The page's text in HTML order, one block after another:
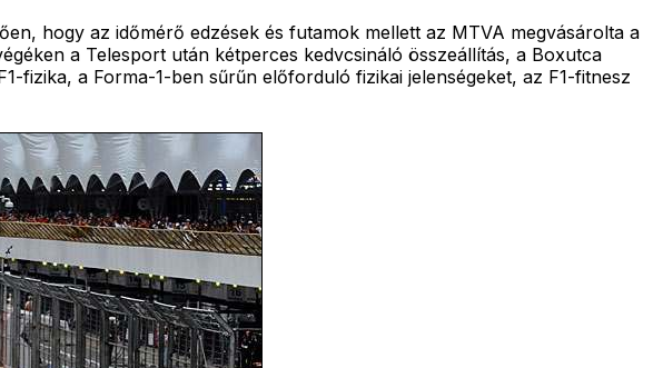
hogy az időmérő edzések és futamok mellett az MTVA megvásárolta a
a Telesport után kétperces kedvcsináló összeállítás, a Boxutca
fizika, a Forma-1-ben sűrűn előforduló fizikai jelenségeket, az F1-fitnesz